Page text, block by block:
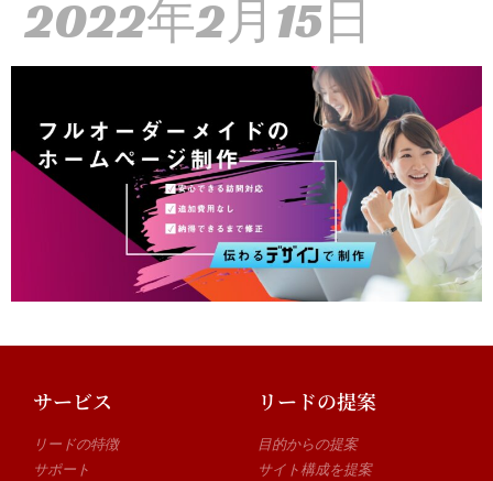
2022年2月15日
サービス
リードの特徴
サポート
リードの提案
目的からの提案
サイト構成を提案